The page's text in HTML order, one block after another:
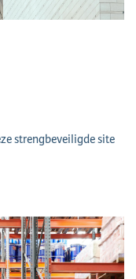
strengbeveiligde site